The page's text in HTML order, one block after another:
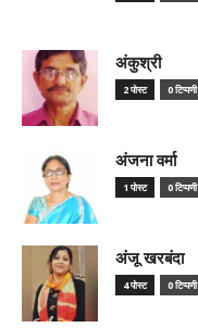
अंकुश्री
2 पोस्ट 0 टिप्पणी
अंजना वर्मा
1 पोस्ट 0 टिप्पणी
अंजू खरबंदा
4 पोस्ट 0 टिप्पणी